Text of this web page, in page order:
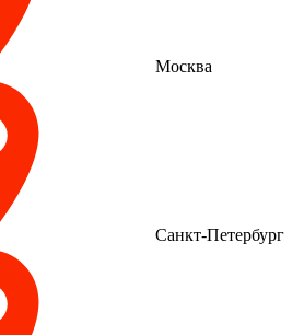
Москва
Санкт-Петербург